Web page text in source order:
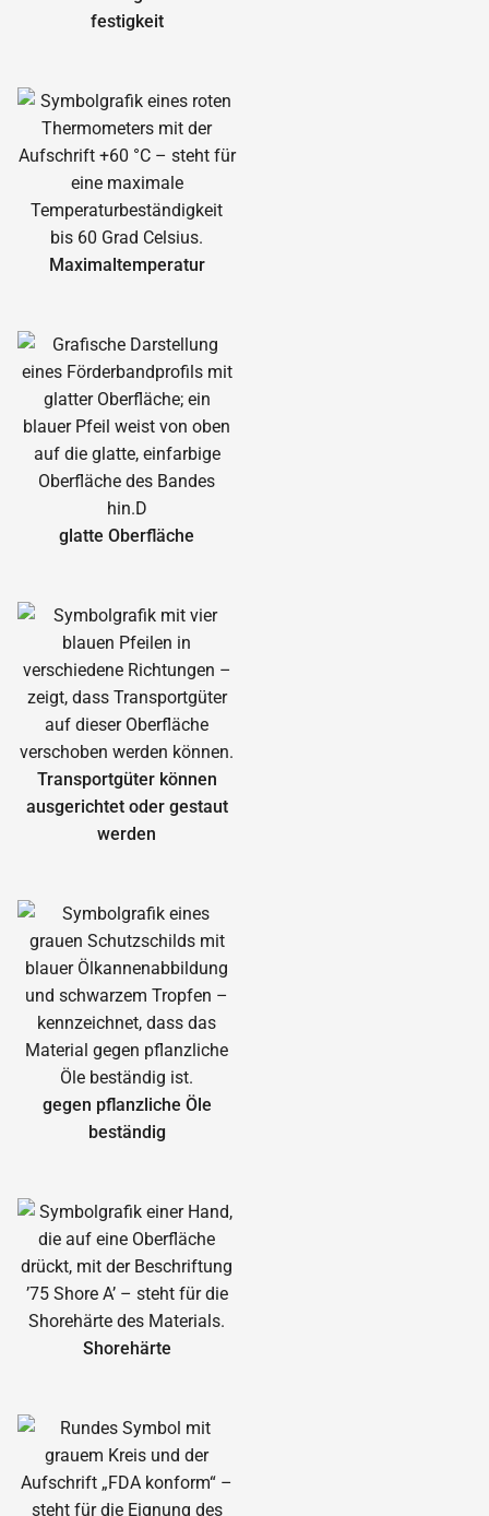
festigkeit
Maximal­temperatur
glatte Oberfläche
Transportgüter können
ausgerichtet oder gestaut
werden
gegen pflanzliche Öle
beständig
Shorehärte